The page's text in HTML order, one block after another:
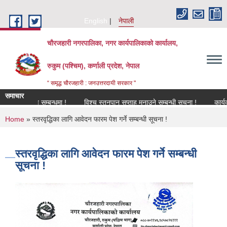
English
नेपाली
चौरजहारी नगरपालिका, नगर कार्यपालिकाको कार्यालय,
रुकुम (पश्चिम), कर्णाली प्रदेश, नेपाल
“ समृद्ध चौरजहारी : जनउत्तरदायी सरकार "
समाचार
सम्बन्धमा !
विश्च स्तनपान सप्ताह मनाउने सम्बन्धी सूचना !
You are here
Home » स्तरवृद्धिका लागि आवेदन फारम पेश गर्ने सम्बन्धी सूचना !
स्तरवृद्धिका लागि आवेदन फारम पेश गर्ने सम्बन्धी
सूचना !